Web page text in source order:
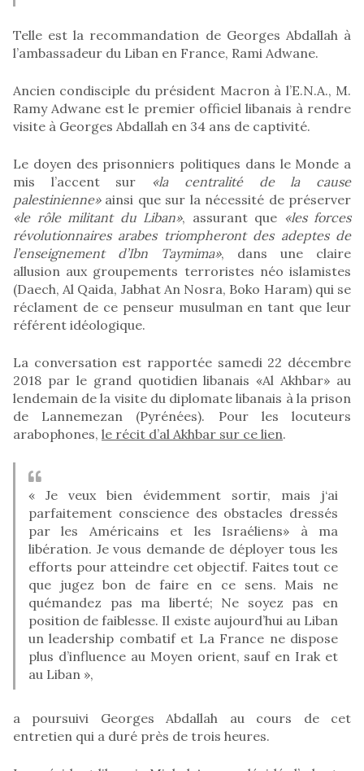
Telle est la recommandation de Georges Abdallah à
l’ambassadeur du Liban en France, Rami Adwane.
Ancien condisciple du président Macron à l’E.N.A., M.
Ramy Adwane est le premier officiel libanais à rendre
visite à Georges Abdallah en 34 ans de captivité.
Le doyen des prisonniers politiques dans le Monde a
mis l’accent sur «la centralité de la cause
palestinienne»ainsi que sur la nécessité de préserver
«le rôle militant du Liban», assurant que «les forces
révolutionnaires arabes triompheront des adeptes de
l’enseignement d’Ibn Taymima», dans une claire
allusion aux groupements terroristes néo islamistes
(Daech, Al Qaida, Jabhat An Nosra, Boko Haram) qui se
réclament de ce penseur musulman en tant que leur
référent idéologique.
La conversation est rapportée samedi 22 décembre
2018 par le grand quotidien libanais «Al Akhbar» au
lendemain de la visite du diplomate libanais à la prison
de Lannemezan (Pyrénées). Pour les locuteurs
arabophones, le récit d’al Akhbar sur ce lien.
« Je veux bien évidemment sortir, mais j‘ai
parfaitement conscience des obstacles dressés
par les Américains et les Israéliens» à ma
libération. Je vous demande de déployer tous les
efforts pour atteindre cet objectif. Faites tout ce
que jugez bon de faire en ce sens. Mais ne
quémandez pas ma liberté; Ne soyez pas en
position de faiblesse. Il existe aujourd’hui au Liban
un leadership combatif et La France ne dispose
plus d’influence au Moyen orient, sauf en Irak et
au Liban »,
a poursuivi Georges Abdallah au cours de cet
entretien qui a duré près de trois heures.